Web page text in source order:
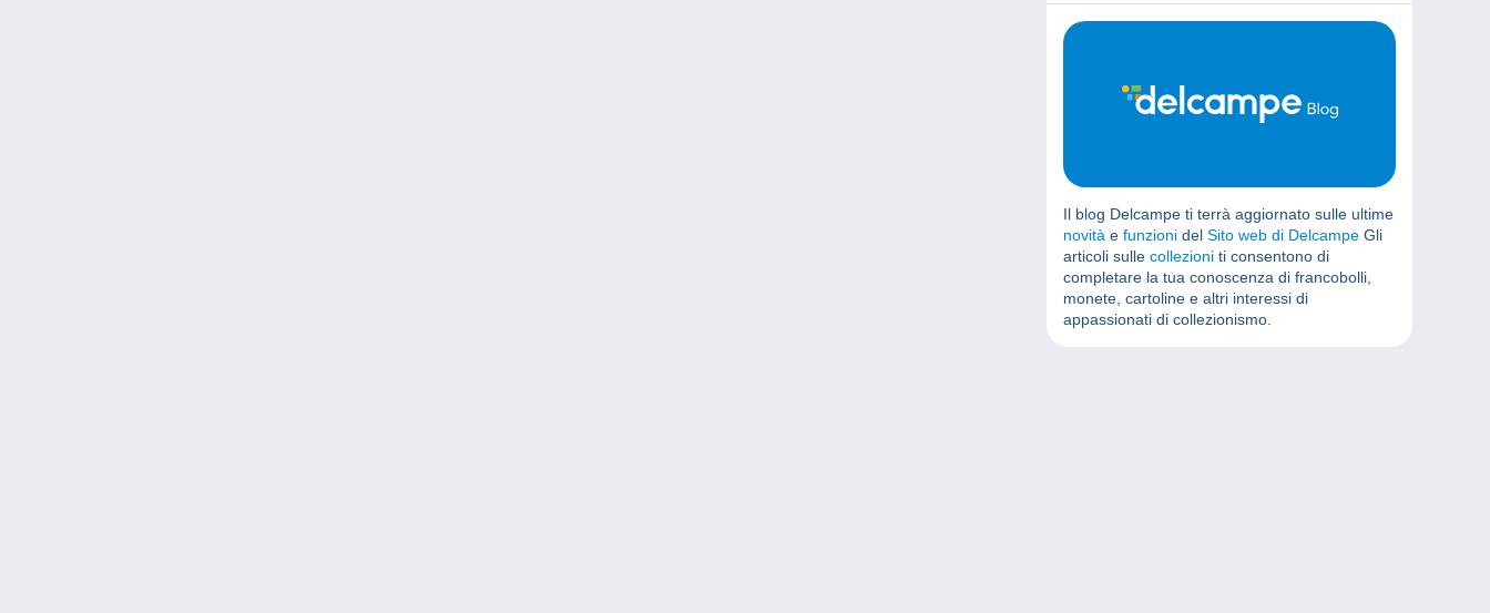
Il blog Delcampe ti terrà aggiornato sulle ultime
novità e funzioni del Sito web di Delcampe Gli
articoli sulle collezioni ti consentono di
completare la tua conoscenza di francobolli,
monete, cartoline e altri interessi di
appassionati di collezionismo.